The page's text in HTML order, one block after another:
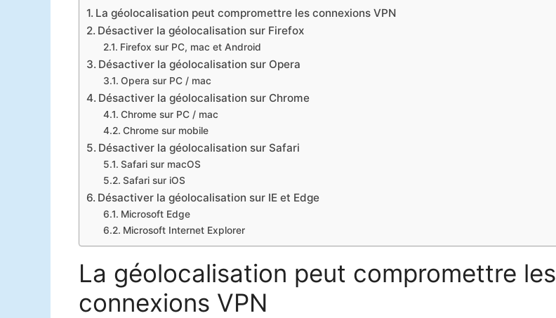
La géolocalisation peut compromettre les connexions VPN
Désactiver la géolocalisation sur Firefox
Firefox sur PC, mac et Android
Désactiver la géolocalisation sur Opera
Opera sur PC / mac
Désactiver la géolocalisation sur Chrome
Chrome sur PC / mac
Chrome sur mobile
Désactiver la géolocalisation sur Safari
Safari sur macOS
Safari sur iOS
Désactiver la géolocalisation sur IE et Edge
Microsoft Edge
Microsoft Internet Explorer
La géolocalisation peut compromettre les
connexions VPN